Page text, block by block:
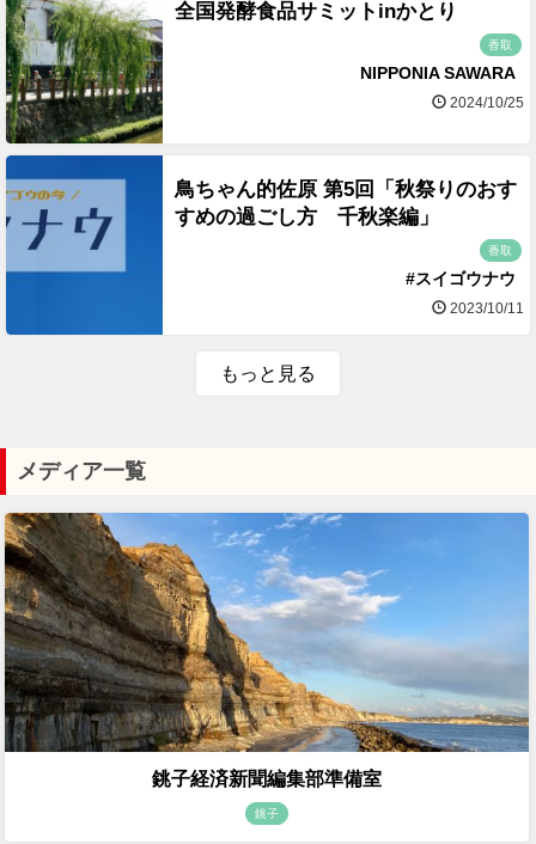
全国発酵食品サミットinかとり
香取
NIPPONIA SAWARA
2024/10/25
鳥ちゃん的佐原 第5回「秋祭りのおす
すめの過ごし方 千秋楽編」
香取
#スイゴウナウ
2023/10/11
もっと見る
メディア一覧
銚子経済新聞編集部準備室
銚子